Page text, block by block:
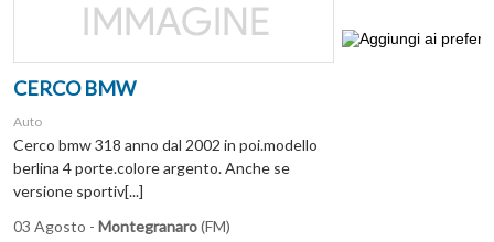
CERCO BMW
Auto
Cerco bmw 318 anno dal 2002 in poi.modello
berlina 4 porte.colore argento. Anche se
versione sportiv[...]
03 Agosto - Montegranaro(FM)